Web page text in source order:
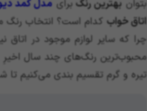
بتوانبهترین رنگ برای مدل کمد
اتاق خواب کدام است؟ انتخاب رنگ
چرا که سایر لوازم موجود در
محبوب‌ترین رنگ‌های چند سال اخیرِ
تیره و گرم تقسیم بندی می‌کنیم تا